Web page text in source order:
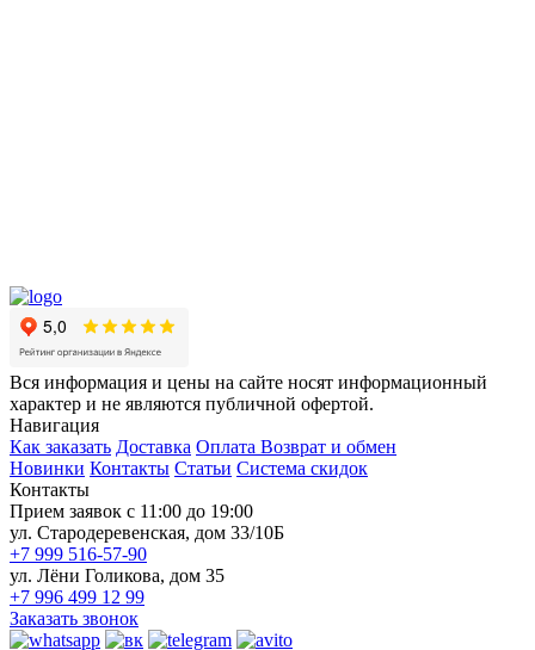
Вся информация и цены на сайте носят информационный
характер и не являются публичной офертой.
Навигация
Как заказать Доставка Оплата Возврат и обмен
Новинки Контакты Статьи Система скидок
Контакты
Прием заявок с 11:00 до 19:00
ул. Стародеревенская, дом 33/10Б
+7 999 516-57-90
ул. Лёни Голикова, дом 35
+7 996 499 12 99
Заказать звонок